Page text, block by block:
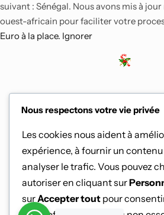
Nous respectons votre vie privée
Les cookies nous aident à
expérience, à fournir un
analyser le trafic. Vous pouvez
autoriser en cliquant sur
surAccepter tout pour
suivant : Sénégal. Nous avons mis à
ouest-africain pour faciliter votre
Euro à la place. Ignorer